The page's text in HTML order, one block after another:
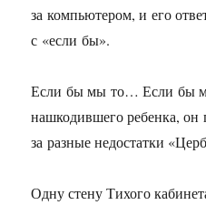
за компьютером, и его
с «если бы».
Если бы мы то… Если бы
нашкодившего ребенка, он
за разные недостатки
Одну стену Тихого